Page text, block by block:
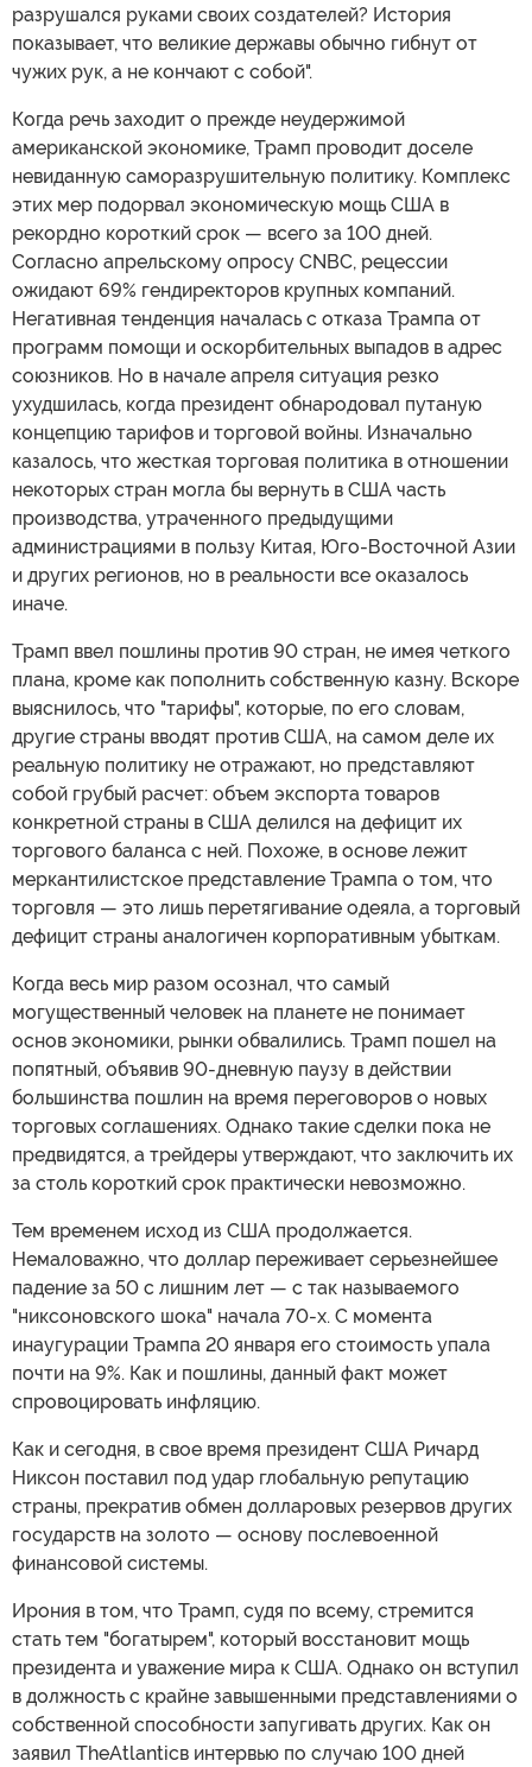
разрушался руками своих создателей? История
показывает, что великие державы обычно гибнут от
чужих рук, а не кончают с собой".
Когда речь заходит о прежде неудержимой
американской экономике, Трамп проводит доселе
невиданную саморазрушительную политику. Комплекс
этих мер подорвал экономическую мощь США в
рекордно короткий срок — всего за 100 дней.
Согласно апрельскому опросу CNBC, рецессии
ожидают 69% гендиректоров крупных компаний.
Негативная тенденция началась с отказа Трампа от
программ помощи и оскорбительных выпадов в адрес
союзников. Но в начале апреля ситуация резко
ухудшилась, когда президент обнародовал путаную
концепцию тарифов и торговой войны. Изначально
казалось, что жесткая торговая политика в отношении
некоторых стран могла бы вернуть в США часть
производства, утраченного предыдущими
администрациями в пользу Китая, Юго-Восточной Азии
и других регионов, но в реальности все оказалось
иначе.
Трамп ввел пошлины против 90 стран, не имея четкого
плана, кроме как пополнить собственную казну. Вскоре
выяснилось, что "тарифы", которые, по его словам,
другие страны вводят против США, на самом деле их
реальную политику не отражают, но представляют
собой грубый расчет: объем экспорта товаров
конкретной страны в США делился на дефицит их
торгового баланса с ней. Похоже, в основе лежит
меркантилистское представление Трампа о том, что
торговля — это лишь перетягивание одеяла, а торговый
дефицит страны аналогичен корпоративным убыткам.
Когда весь мир разом осознал, что самый
могущественный человек на планете не понимает
основ экономики, рынки обвалились. Трамп пошел на
попятный, объявив 90-дневную паузу в действии
большинства пошлин на время переговоров о новых
торговых соглашениях. Однако такие сделки пока не
предвидятся, а трейдеры утверждают, что заключить их
за столь короткий срок практически невозможно.
Тем временем исход из США продолжается.
Немаловажно, что доллар переживает серьезнейшее
падение за 50 с лишним лет — с так называемого
"никсоновского шока" начала 70-х. С момента
инаугурации Трампа 20 января его стоимость упала
почти на 9%. Как и пошлины, данный факт может
спровоцировать инфляцию.
Как и сегодня, в свое время президент США Ричард
Никсон поставил под удар глобальную репутацию
страны, прекратив обмен долларовых резервов других
государств на золото — основу послевоенной
финансовой системы.
Ирония в том, что Трамп, судя по всему, стремится
стать тем "богатырем", который восстановит мощь
президента и уважение мира к США. Однако он вступил
в должность с крайне завышенными представлениями о
собственной способности запугивать других. Как он
заявил TheAtlanticв интервью по случаю 100 дней